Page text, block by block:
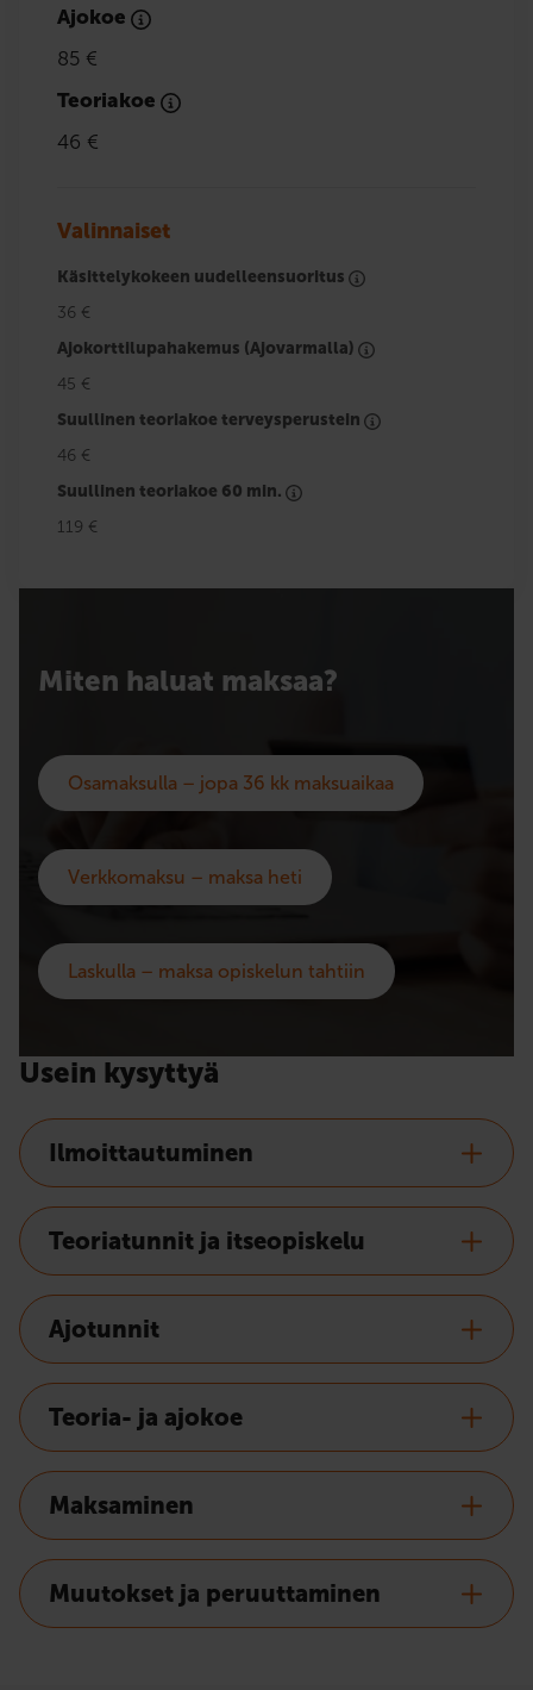
Ajokoe
85 €
Teoriakoe
46 €
Valinnaiset
Käsittelykokeen uudelleensuoritus
36 €
Ajokorttilupahakemus (Ajovarmalla)
45 €
Suullinen teoriakoe terveysperustein
46 €
Suullinen teoriakoe 60 min.
119 €
Miten haluat maksaa?
Osamaksulla – jopa 36 kk maksuaikaa
Verkkomaksu – maksa heti
Laskulla – maksa opiskelun tahtiin
Usein kysyttyä
Ilmoittautuminen
Teoriatunnit ja itseopiskelu
Ajotunnit
Teoria- ja ajokoe
Maksaminen
Muutokset ja peruuttaminen